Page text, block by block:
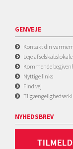
GENVEJE
Kontakt din
Leje af
Kommende
Nyttige links
Find vej
NYHEDSBREV